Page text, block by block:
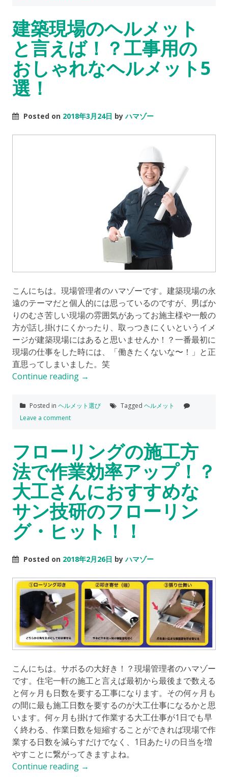
建築現場のヘルメット
と言えば！？工事用の
おしゃれなヘルメット5
選！
Posted on 2018年3月24日 byハマゾー
こんにちは。現場管理者のハマゾーです。建築現場の永
遠のテーマだと個人的には思っているのですが、男ばか
りのむさ苦しい現場の雰囲気があってお施主様や一般の
方が話し掛けにくかったり、取っつきにくいというイメ
ージが建築現場にはあると思いませんか！？一番最初に
現場の仕事をした時には、「働きたくないな〜！」と正
直思ってしまいました。笑
Continue reading →
Posted in ヘルメット選び Tagged ヘルメット
Leave a comment
フローリングの施工方
法で作業効率アップ！？
大工さんにおすすめな
サン技研のフローリン
グ・ヒット！！
Posted on 2018年2月26日 byハマゾー
こんにちは。サボるの大好き！？現場管理者のハマゾー
です。住宅一軒の施工と言えば最初から最後まで数える
と何ヶ月も日数を要する工事になります。その何ヶ月も
の間に最も施工日数を要するのが大工仕事になるかと思
います。何ヶ月も掛けて作業する大工仕事が1日でも早
く終わる、作業日数を短縮することができれば現場で作
業する日数を減らすだけでなく、1日あたりの日当を増
やすことに繋がってきますよね。
Continue reading →